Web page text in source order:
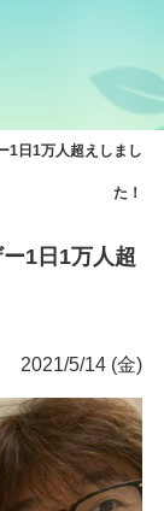
1日1万人超えしまし
た！
1日1万人超
2021/5/14 (金)